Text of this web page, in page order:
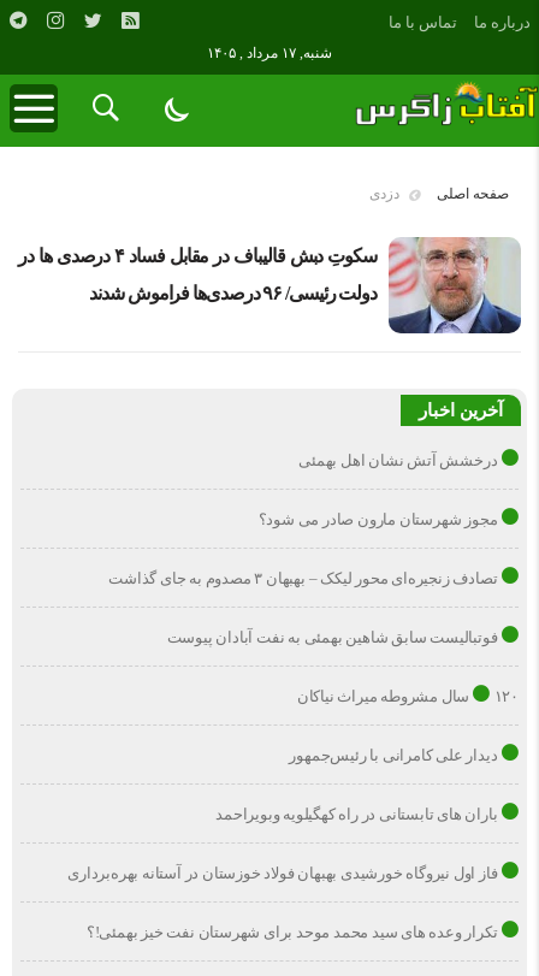
درباره ما تماس با ما
شنبه, ۱۷ مرداد , ۱۴۰۵
صفحه اصلی دزدی
سکوتِ دبش قالیباف در مقابل فساد ۴ درصدی ها در
دولت رئیسی/ ۹۶ درصدی‌ها فراموش شدند
آخرین اخبار
درخشش آتش نشان اهل بهمئی
مجوز شهرستان مارون صادر می شود؟
تصادف زنجیره‌ای محور لیکک – بهبهان ۳ مصدوم به جای گذاشت
فوتبالیست سابق شاهین بهمئی به نفت آبادان پیوست
۱۲۰ سال مشروطه میراث نیاکان
دیدار علی کامرانی با رئیس‌جمهور
باران های تابستانی در راه کهگیلویه وبویراحمد
فاز اول نیروگاه خورشیدی بهبهان فولاد خوزستان در آستانه بهره‌برداری
تکرار وعده های سید محمد موحد برای شهرستان نفت خیز بهمئی!؟